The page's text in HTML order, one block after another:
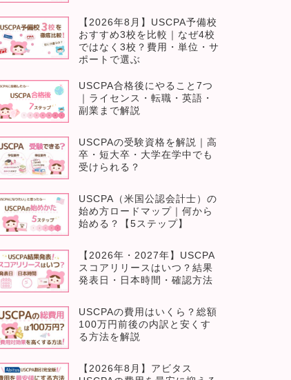
【2026年8月】USCPA予備校
おすすめ3校を比較｜なぜ4校
ではなく3校？費用・単位・サ
ポートで選ぶ
USCPA合格後にやること7つ
｜ライセンス・転職・英語・
副業まで解説
USCPAの受験資格を解説｜高
卒・短大卒・大学在学中でも
受けられる？
USCPA（米国公認会計士）の
始め方ロードマップ｜何から
始める？【5ステップ】
【2026年・2027年】USCPA
スコアリリースはいつ？結果
発表日・日本時間・確認方法
USCPAの費用はいくら？総額
100万円前後の内訳と安くす
る方法を解説
【2026年8月】アビタス